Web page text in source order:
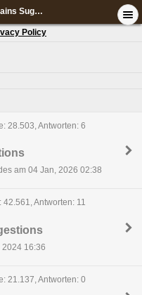
[Edain] Misty Mountains Suggestions
Policy
28.503, Antworten: 6
am 04 Jan, 2026 02:38
42.561, Antworten: 11
2024 16:36
21.137, Antworten: 0